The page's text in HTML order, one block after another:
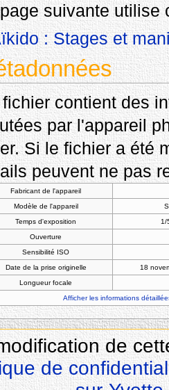
suivante utilise
: Stages et
contient des
par l'appareil
Si le fichier a été
peuvent ne pas
Fabricant de l'appareil
Modèle de l'appareil
Temps d'exposition
1/
Ouverture
Sensibilité ISO
Date de la prise originelle
18
Longueur focale
Afficher les informations
de
de